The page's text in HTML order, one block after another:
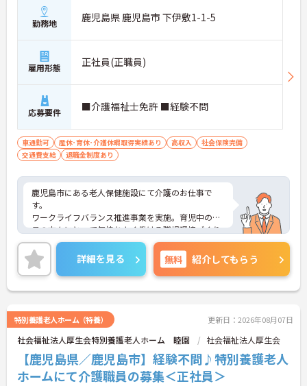
勤務地 鹿児島県 鹿児島市 下伊敷1-1-5
雇用形態 正社員(正職員)
応募要件 ■介護福祉士免許 ■経験不問
車通勤可 産休･育休･介護休暇取得実績あり 高収入
社会保険完備
交通費支給
退職金制度あり
鹿児島市にある老人保健施設にて介護のお仕事で
す。
ワークライフバランス推進事業を実施。育児中の職
員の方々にとって気持ちよく働ける職場環境づくり
にも注力しています。
ご興味がある方は是非一度マイナビまでお問い合わ
せください。さらに詳細などお伝えします！
詳細を見る 無料 紹介してもらう
特別養護老人ホーム（特養） 更新日：2026年08月07日
社会福祉法人厚生会特別養護老人ホーム 睦園 社会福祉法人厚生会
【鹿児島県／鹿児島市】経験不問♪特別養護老人
ホームにて介護職員の募集＜正社員＞